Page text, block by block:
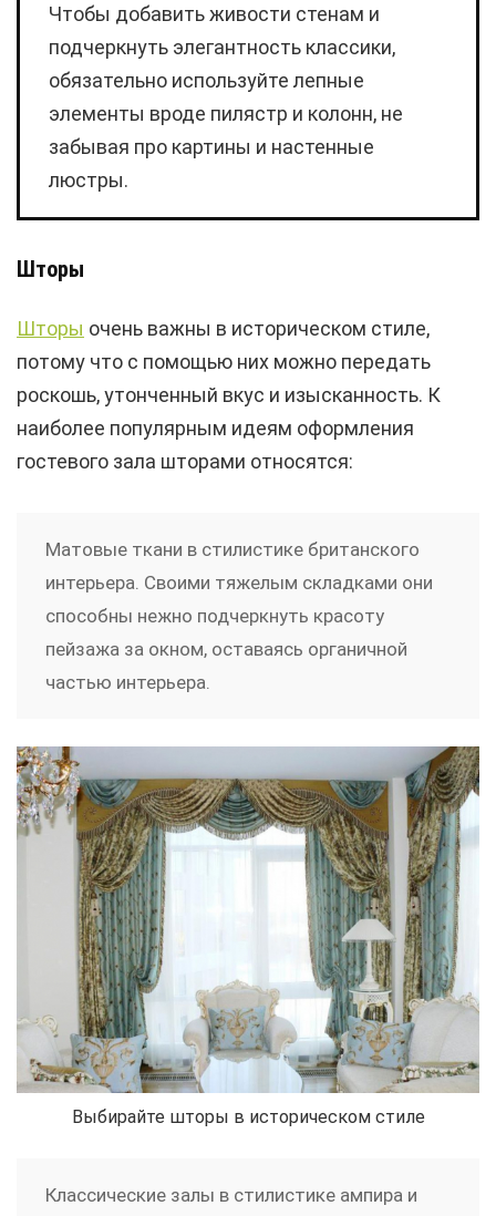
Чтобы добавить живости стенам и
подчеркнуть элегантность классики,
обязательно используйте лепные
элементы вроде пилястр и колонн, не
забывая про картины и настенные
люстры.
Шторы
Шторы очень важны в историческом стиле,
потому что с помощью них можно передать
роскошь, утонченный вкус и изысканность. К
наиболее популярным идеям оформления
гостевого зала шторами относятся:
Матовые ткани в стилистике британского
интерьера. Своими тяжелым складками они
способны нежно подчеркнуть красоту
пейзажа за окном, оставаясь органичной
частью интерьера.
Выбирайте шторы в историческом стиле
Классические залы в стилистике ампира и